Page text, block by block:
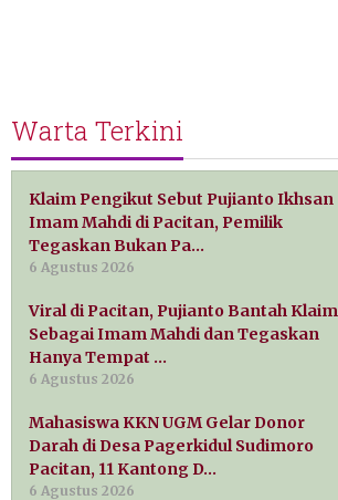
Warta Terkini
Klaim Pengikut Sebut Pujianto Ikhsan
Imam Mahdi di Pacitan, Pemilik
Tegaskan Bukan Pa…
6 Agustus 2026
Viral di Pacitan, Pujianto Bantah Klaim
Sebagai Imam Mahdi dan Tegaskan
Hanya Tempat …
6 Agustus 2026
Mahasiswa KKN UGM Gelar Donor
Darah di Desa Pagerkidul Sudimoro
Pacitan, 11 Kantong D…
6 Agustus 2026